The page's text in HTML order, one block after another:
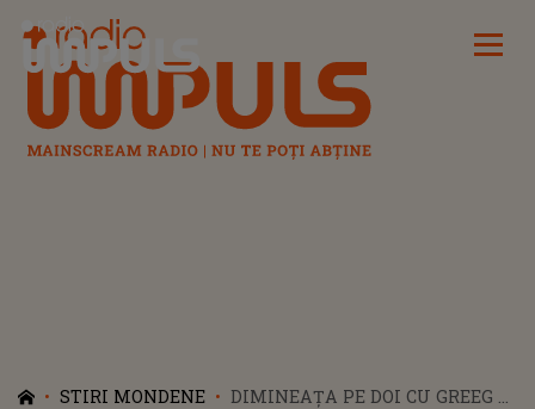
Radio Impuls
STIRI MONDENE
DIMINEAŢA PE DOI CU GREEG ŞI